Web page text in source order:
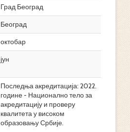
Град Београд
Београд
октобар
јун
Последња акредитација: 2022.
године - Национално тело за
акредитацију и проверу
квалитета у високом
образовању Србије.